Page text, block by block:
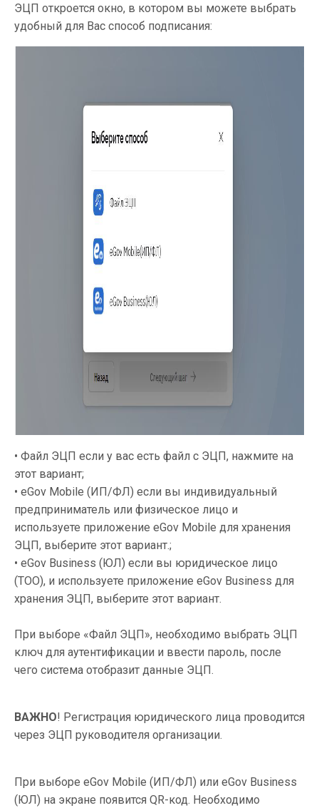
ЭЦП откроется окно, в котором вы можете выбрать
удобный для Вас способ подписания:
• Файл ЭЦП если у вас есть файл с ЭЦП, нажмите на
этот вариант;
• eGov Mobile (ИП/ФЛ) если вы индивидуальный
предприниматель или физическое лицо и
используете приложение eGov Mobile для хранения
ЭЦП, выберите этот вариант.;
• eGov Business (ЮЛ) если вы юридическое лицо
(ТОО), и используете приложение eGov Business для
хранения ЭЦП, выберите этот вариант.
При выборе «Файл ЭЦП», необходимо выбрать ЭЦП
ключ для аутентификации и ввести пароль, после
чего система отобразит данные ЭЦП.
ВАЖНО! Регистрация юридического лица проводится
через ЭЦП руководителя организации.
При выборе eGov Mobile (ИП/ФЛ) или eGov Business
(ЮЛ) на экране появится QR-код. Необходимо